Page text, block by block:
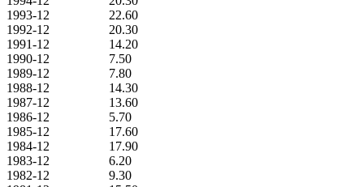
1993-12
22.60
1992-12
20.30
1991-12
14.20
1990-12
7.50
1989-12
7.80
1988-12
14.30
1987-12
13.60
1986-12
5.70
1985-12
17.60
1984-12
17.90
1983-12
6.20
1982-12
9.30